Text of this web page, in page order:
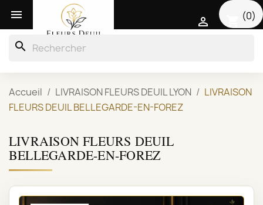
 (0)

search
Accueil LIVRAISON FLEURS DEUIL LYON
LIVRAISON
FLEURS DEUIL BELLEGARDE-EN-FOREZ
LIVRAISON FLEURS DEUIL
BELLEGARDE-EN-FOREZ